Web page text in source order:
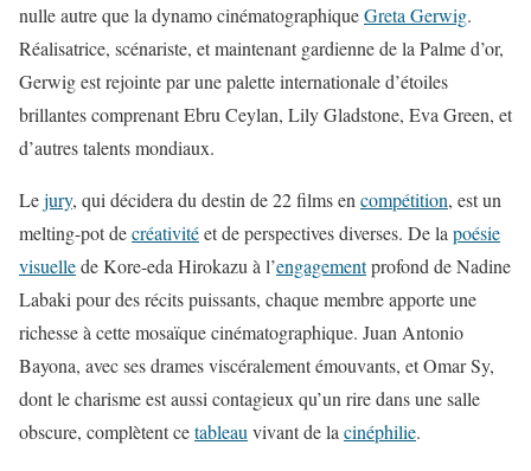
nulle autre que la dynamo cinématographiqueGreta Gerwig.
Réalisatrice, scénariste, et maintenant gardienne de la Palme d’or,
Gerwig est rejointe par une palette internationale d’étoiles
brillantes comprenant Ebru Ceylan, Lily Gladstone, Eva Green, et
d’autres talents mondiaux.
Lejury, qui décidera du destin de 22 films en compétition, est un
melting-pot decréativitéet de perspectives diverses. De la poésie
visuellede Kore-eda Hirokazu à l’engagementprofond de Nadine
Labaki pour des récits puissants, chaque membre apporte une
richesse à cette mosaïque cinématographique. Juan Antonio
Bayona, avec ses drames viscéralement émouvants, et Omar Sy,
dont le charisme est aussi contagieux qu’un rire dans une salle
obscure, complètent cetableau vivant de la cinéphilie.